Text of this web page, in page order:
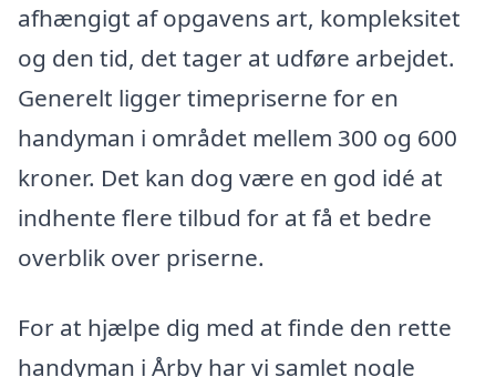
afhængigt af opgavens art, kompleksitet
og den tid, det tager at udføre arbejdet.
Generelt ligger timepriserne for en
handyman i området mellem 300 og 600
kroner. Det kan dog være en god idé at
indhente flere tilbud for at få et bedre
overblik over priserne.
For at hjælpe dig med at finde den rette
handyman i Årby har vi samlet nogle